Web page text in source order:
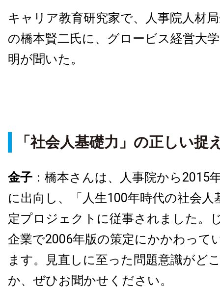
キャリア教育研究家で、人事院人材
の橋本賢⼆氏に、グロービス経営大
明が聞いた。
「社会⼈基礎⼒」の正しい捉
金子 ：橋本さんは、⼈事院から2015
に出向し、「人生100年時代の社会⼈
定プロジェクトに従事されました。
企業で2006年版の策定にかかわって
ます。見直しに至った問題意識がど
か、ぜひお聞かせください。